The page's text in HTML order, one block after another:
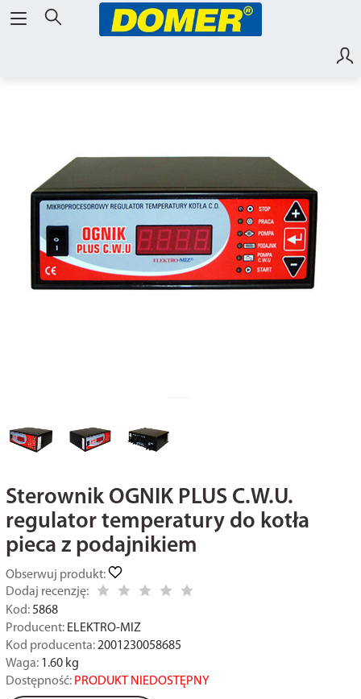
Sterownik OGNIK PLUS C.W.U.
regulator temperatury do kotła
pieca z podajnikiem
Obserwuj produkt:
Dodaj recenzję:
Kod: 5868
Producent: ELEKTRO-MIZ
Kod producenta: 2001230058685
Waga: 1.60kg
Dostępność: PRODUKT NIEDOSTĘPNY